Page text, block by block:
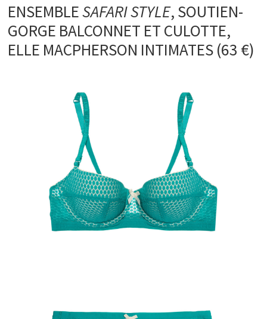
ENSEMBLESAFARI STYLE, SOUTIEN-
GORGE BALCONNET ET CULOTTE,
ELLE MACPHERSON INTIMATES (63 €)